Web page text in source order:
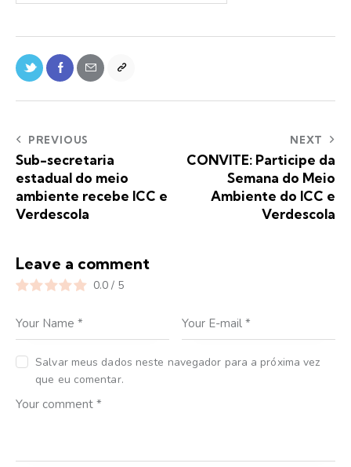
PREVIOUS
Sub-secretaria
estadual do meio
ambiente recebe ICC e
Verdescola
NEXT
CONVITE: Participe da
Semana do Meio
Ambiente do ICC e
Verdescola
Leave a comment
0.0 / 5
Salvar meus dados neste navegador para a próxima vez
que eu comentar.